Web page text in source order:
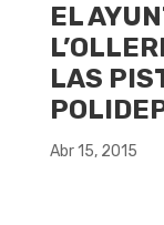
EL
LAS
Abr 15, 2015